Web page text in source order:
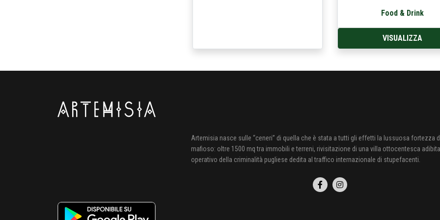
Food & Drink
VISUALIZZA
Artemisia nasce sulle “ceneri” di quella che è stata a tutti gli effetti la lussuosa fortezza
mafioso: oltre 1500 mq tra immobili e terreni, rivisitazione di una villa ottocentesca
operativo della criminalità pugliese dedita al traffico internazionale di stupefacenti.